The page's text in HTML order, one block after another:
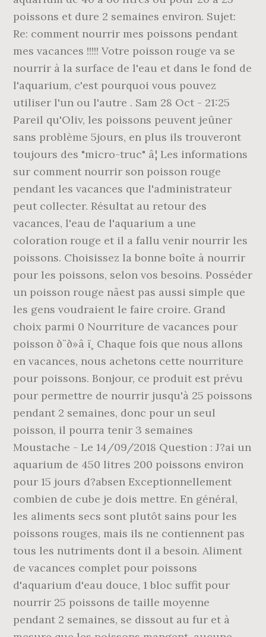
poissons et dure 2 semaines environ. Sujet:
Re: comment nourrir mes poissons pendant
mes vacances !!!!! Votre poisson rouge va se
nourrir à la surface de l'eau et dans le fond de
l'aquarium, c'est pourquoi vous pouvez
utiliser l'un ou l'autre . Sam 28 Oct - 21:25
Pareil qu'Oliv, les poissons peuvent jeûner
sans problème 5jours, en plus ils trouveront
toujours des "micro-truc" â¦ Les informations
sur comment nourrir son poisson rouge
pendant les vacances que l'administrateur
peut collecter. Résultat au retour des
vacances, l'eau de l'aquarium a une
coloration rouge et il a fallu venir nourrir les
poissons. Choisissez la bonne boîte à nourrir
pour les poissons, selon vos besoins. Posséder
un poisson rouge nâest pas aussi simple que
les gens voudraient le faire croire. Grand
choix parmi 0 Nourriture de vacances pour
poisson ð¨ð»â ï¸ Chaque fois que nous allons
en vacances, nous achetons cette nourriture
pour poissons. Bonjour, ce produit est prévu
pour permettre de nourrir jusqu'à 25 poissons
pendant 2 semaines, donc pour un seul
poisson, il pourra tenir 3 semaines
Moustache - Le 14/09/2018 Question : J?ai un
aquarium de 450 litres 200 poissons environ
pour 15 jours d?absen Exceptionnellement
combien de cube je dois mettre. En général,
les aliments secs sont plutôt sains pour les
poissons rouges, mais ils ne contiennent pas
tous les nutriments dont il a besoin. Aliment
de vacances complet pour poissons
d'aquarium d'eau douce, 1 bloc suffit pour
nourrir 25 poissons de taille moyenne
pendant 2 semaines, se dissout au fur et à